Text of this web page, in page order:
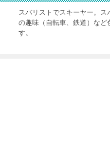
スバリストでスキーヤー。
の趣味（自転車、鉄道）など
す。